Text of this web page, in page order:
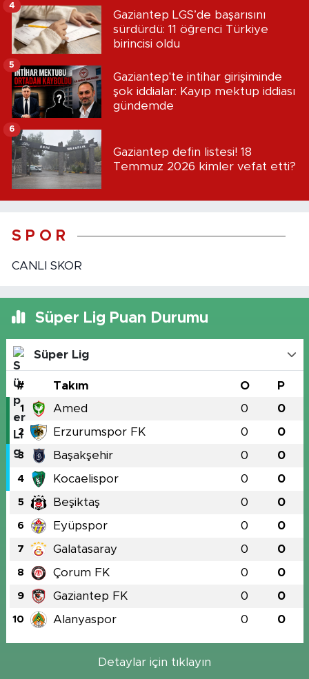
Gaziantep LGS’de başarısını
sürdürdü: 11 öğrenci Türkiye
birincisi oldu
4
Gaziantep'te intihar girişiminde
şok iddialar: Kayıp mektup iddiası
gündemde
5
Gaziantep defin listesi! 18
Temmuz 2026 kimler vefat etti?
6
S P O R
CANLI SKOR
Süper Lig Puan Durumu
Süper Lig
# Takım O P
1 Amed 0 0
2 Erzurumspor FK 0 0
3 Başakşehir 0 0
4 Kocaelispor 0 0
5 Beşiktaş 0 0
6 Eyüpspor 0 0
7 Galatasaray 0 0
8 Çorum FK 0 0
9 Gaziantep FK 0 0
10 Alanyaspor 0 0
Detaylar için tıklayın